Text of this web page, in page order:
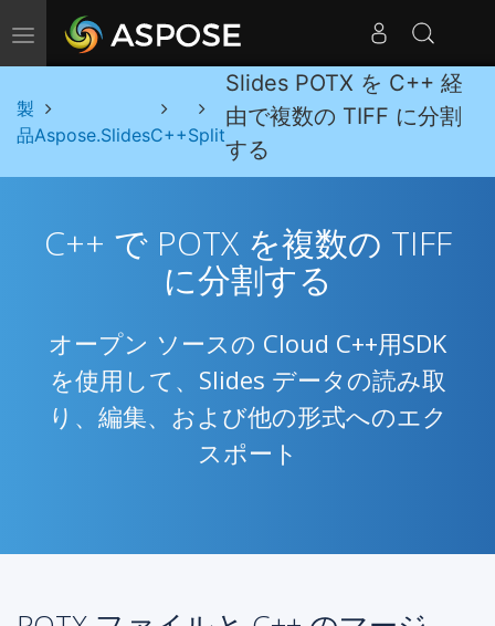
ナビゲーションの切り替え
製
品Aspose.SlidesC++Split
Slides POTX を C++ 経
由で複数の TIFF に分割
する
C++ で POTX を複数の TIFF
に分割する
オープン ソースの Cloud C++用SDK
を使用して、Slides データの読み取
り、編集、および他の形式へのエク
スポート